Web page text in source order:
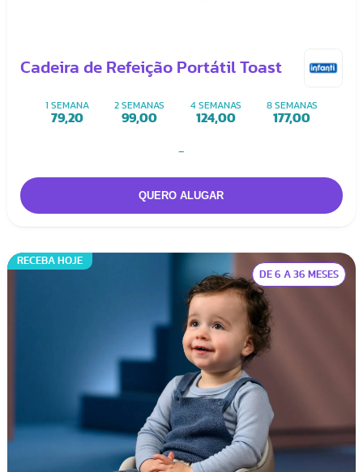
Cadeira de Refeição Portátil Toast
1 SEMANA
79,20
2 SEMANAS
99,00
4 SEMANAS
124,00
8 SEMANAS
177,00
-
RECEBA HOJE
DE 6 A 36 MESES